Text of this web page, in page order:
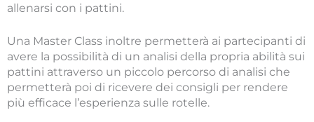
allenarsi con i pattini.
Una Master Class inoltre permetterà ai partecipanti di
avere la possibilità di un analisi della propria abilità sui
pattini attraverso un piccolo percorso di analisi che
permetterà poi di ricevere dei consigli per rendere
più efficace l’esperienza sulle rotelle.